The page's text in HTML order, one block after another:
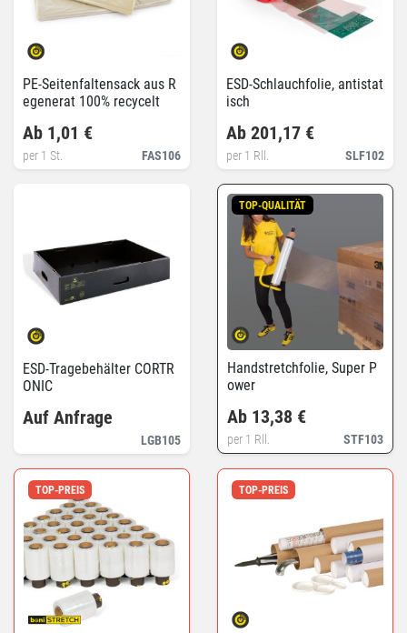
PE-Seitenfaltensack aus R
egenerat 100% recycelt
FAS106
Ab 1,01 €
per 1 St.
ESD-Schlauchfolie, antistat
isch
SLF102
Ab 201,17 €
per 1 Rll.
ESD-Tragebehälter CORTR
ONIC
LGB105
Auf Anfrage
TOP-QUALITÄT
Handstretchfolie, Super P
ower
STF103
Ab 13,38 €
per 1 Rll.
TOP-PREIS TOP-PREIS